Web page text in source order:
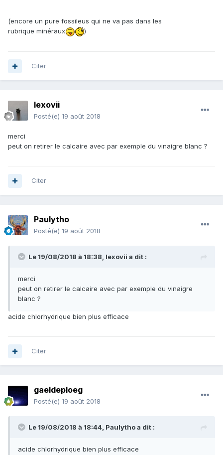
(encore un pure fossileus qui ne va pas dans les
rubrique minéraux
)
Citer
lexovii
Posté(e) 19 août 2018
merci
peut on retirer le calcaire avec par exemple du vinaigre blanc ?
Citer
Paulytho
Posté(e) 19 août 2018
Le 19/08/2018 à 18:38, lexovii a dit :
merci
peut on retirer le calcaire avec par exemple du vinaigre
blanc ?
acide chlorhydrique bien plus efficace
Citer
gaeldeploeg
Posté(e) 19 août 2018
Le 19/08/2018 à 18:44, Paulythoa dit :
acide chlorhydrique bien plus efficace